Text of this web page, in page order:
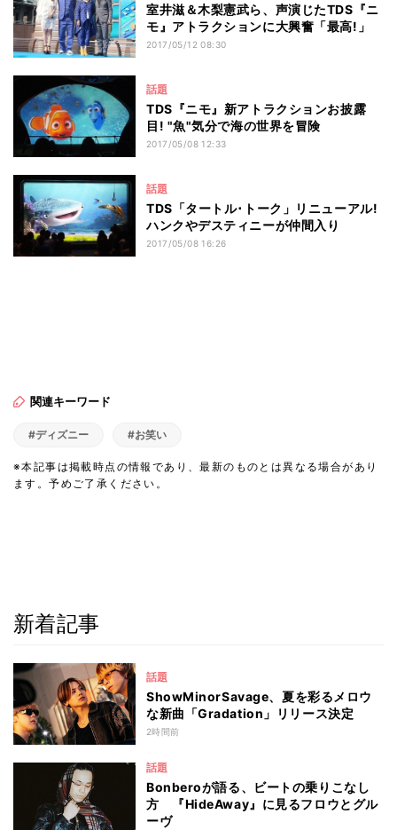
室井滋＆木梨憲武ら、声演じたTDS『ニ
モ』アトラクションに大興奮「最高!」
2017/05/12 08:30
話題
TDS『ニモ』新アトラクションお披露
目! "魚"気分で海の世界を冒険
2017/05/08 12:33
話題
TDS「タートル･トーク」リニューアル!
ハンクやデスティニーが仲間入り
2017/05/08 16:26
関連キーワード
#ディズニー #お笑い
※本記事は掲載時点の情報であり、最新のものとは異なる場合があり
ます。予めご了承ください。
新着記事
話題
ShowMinorSavage、夏を彩るメロウ
な新曲「Gradation」リリース決定
2時間前
話題
Bonberoが語る、ビートの乗りこなし
方 『HideAway』に見るフロウとグル
ーヴ